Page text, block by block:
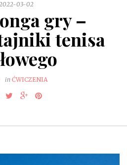
03-02
gry –
tenisa
in ĆWICZENIA